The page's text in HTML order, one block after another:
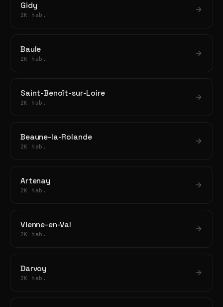
Gidy
2K hab.
Baule
2K hab.
Saint-Benoît-sur-Loire
2K hab.
Beaune-la-Rolande
2K hab.
Artenay
2K hab.
Vienne-en-Val
2K hab.
Darvoy
2K hab.